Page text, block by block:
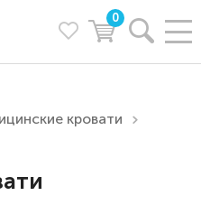
0
кровати